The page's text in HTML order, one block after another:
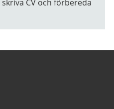
CV och förbereda